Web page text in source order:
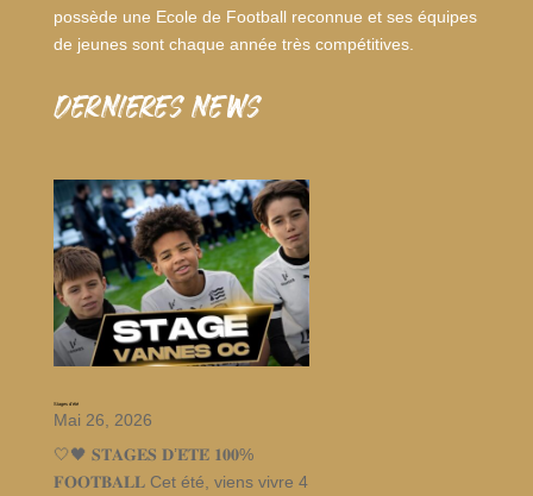
possède une Ecole de Football reconnue et ses équipes
de jeunes sont chaque année très compétitives.
dernieres news
Stages d’été
Mai 26, 2026
🤍🖤 𝐒𝐓𝐀𝐆𝐄𝐒 𝐃’𝐄́𝐓𝐄́ 𝟏𝟎𝟎%
𝐅𝐎𝐎𝐓𝐁𝐀𝐋𝐋 Cet été, viens vivre 4